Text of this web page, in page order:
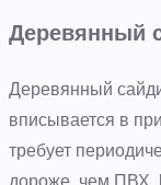
Деревянный
Деревянный
вписывается в
требует
дороже, чем ПВХ.